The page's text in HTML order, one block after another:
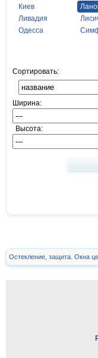
Киев
Ливадия
Одесса
Сортировать:
Ширина:
Высота:
Остекление, защита. Окна